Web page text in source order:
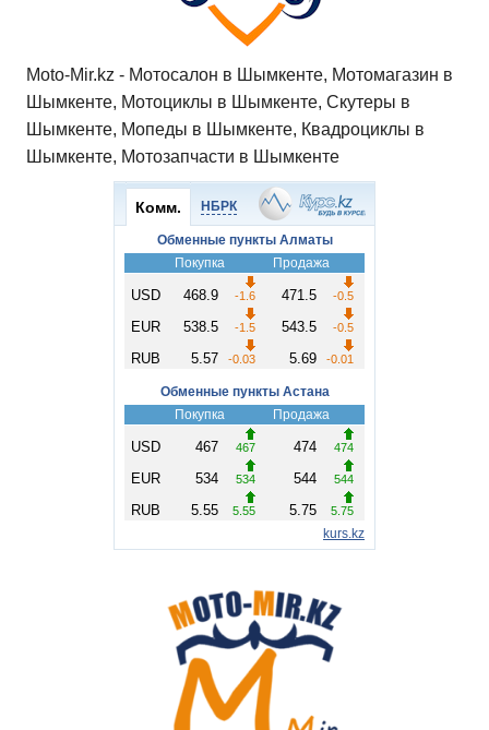
Moto-Mir.kz - Мотосалон в Шымкенте, Мотомагазин в
Шымкенте, Мотоциклы в Шымкенте, Скутеры в
Шымкенте, Мопеды в Шымкенте, Квадроциклы в
Шымкенте, Мотозапчасти в Шымкенте